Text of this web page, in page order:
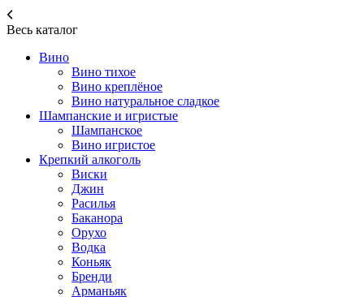
Весь каталог
Вино
Вино тихое
Вино креплёное
Вино натуральное сладкое
Шампанские и игристые
Шампанское
Вино игристое
Крепкий алкоголь
Виски
Джин
Расилья
Баканора
Орухо
Водка
Коньяк
Бренди
Арманьяк